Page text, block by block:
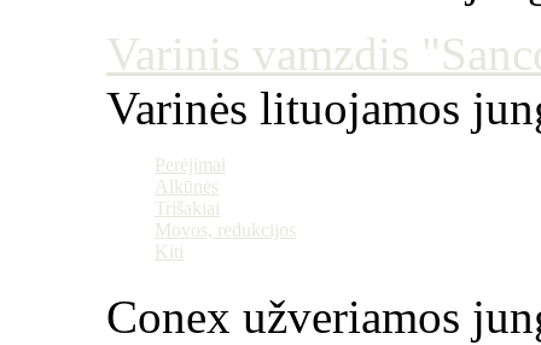
Varinis vamzdis
Varinės lituojamos
Perėjimai
Alkūnės
Trišakiai
Movos, redukcijos
Kiti
Conex užveriamos